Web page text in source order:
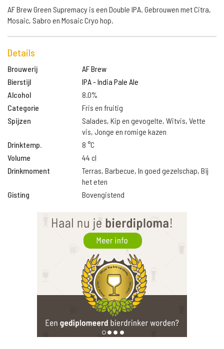
AF Brew Green Supremacy is een Double IPA. Gebrouwen met Citra,
Mosaic, Sabro en Mosaic Cryo hop.
Details
Brouwerij
AF Brew
Bierstijl
IPA - India Pale Ale
Alcohol
8.0%
Categorie
Fris en fruitig
Spijzen
Salades, Kip en gevogelte, Witvis, Vette
vis, Jonge en romige kazen
Drinktemp.
8 °C
Volume
44 cl
Drinkmoment
Terras, Barbecue, In goed gezelschap, Bij
het eten
Gisting
Bovengistend